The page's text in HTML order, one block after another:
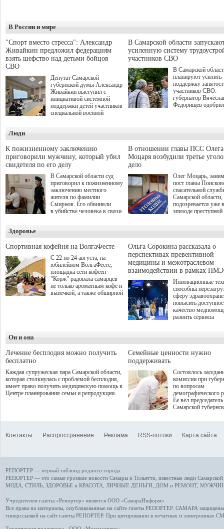
В России и мире
"Спорт вместо стресса": Александр
Живайкин предложил федерациям
взять шефство над детьми бойцов
СВО
Депутат Самарской
губернской думы Александр
Живайкин выступил с
инициативой системной
поддержки детей участников
специальной военной
"Помощь фронту и семьям
участников СВО", которая
прошла в Отрадном 7
августа.
В Самарской области
усиленную систему
участников СВО
В Самарской
планируют усилить
поддержку
участников СВО:
губернатор
Федорищев
на трудоустройство
спокойную
мирной жизни.
Люди
К пожизненному заключению
приговорили мужчину, который убил
свидетеля по его делу
В Самарской области суд
приговорил к пожизненному
заключению местного
жителя по фамилии
Смирнов. Его обвиняли
в убийстве человека в связи
В отношении главы ПСС Олега
Моцаря возбудили третье
дело
Олег Моцарь,
пост главы
спасательной
Самарской области,
подозревается уже
эпизоде преступной
а сам он
Здоровье
Спортивная кофейня на ВолгаФесте
С 22 по 24 августа, на
юбилейном ВолгаФесте,
площадка сети кофеен
"Корж" радовала самарцев
не только ароматным кофе и
выпечкой, а также обширной
Ольга Сорокина рассказала о
перспективах превентивной
медицины и межотраслевом
взаимодействии в рамках
Инновационные
способны
сферу
повысить
качество
развить сервисы
определенными
К ним можно
возникающие при
данными
более динамичного
проникновения
сегмент
отраслевое
рассказала Ольга
ходе сессии
качества жизни" в
ПМЭФ 2025. В
РФ Михаил
представители
Государственной
Он и она
Лечение бесплодия можно получить
бесплатно
Каждая супружеская пара Самарской области,
которая столкнулась с проблемой бесплодия,
имеет право получить медицинскую помощь в
Центре планирования семьи и репродукции.
Семейные ценности нужно
поддерживать
Состоялось
комиссии при
по вопросам
демографического
Ее вел председатель
Самарской
Контакты Распространение Реклама RSS-потоки Карта сайта
РЕПОРТЕР — первый таблоид родного города.
РЕПОРТЕР — это самые громкие новости Самары и Тольятти, известные люди
МОДА, СТИЛЬ ЗДОРОВЬЕ и КРАСОТА ЛИЧНЫЕ ДЕНЬГИ ДОМ и РЕМОНТ,
Учредителем газеты «Репортер» является ООО «СамараИнформ»
Все права на материалы, опубликованные на сайте газеты РЕПОРТЕР. САМАРА защищены.
гиперссылкой на сайт газеты РЕПОРТЕР. При цитировании в печатных и электронных